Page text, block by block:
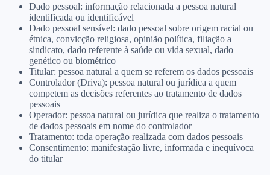
Dado pessoal: informação relacionada a pessoa natural
identificada ou identificável
Dado pessoal sensível: dado pessoal sobre origem racial ou
étnica, convicção religiosa, opinião política, filiação a
sindicato, dado referente à saúde ou vida sexual, dado
genético ou biométrico
Titular: pessoa natural a quem se referem os dados pessoais
Controlador (Driva): pessoa natural ou jurídica a quem
competem as decisões referentes ao tratamento de dados
pessoais
Operador: pessoa natural ou jurídica que realiza o tratamento
de dados pessoais em nome do controlador
Tratamento: toda operação realizada com dados pessoais
Consentimento: manifestação livre, informada e inequívoca
do titular